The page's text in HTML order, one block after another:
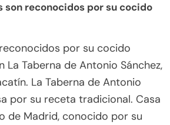
son reconocidos por su cocido
por su cocido
La Taberna de Antonio Sánchez,
La Taberna de Antonio
por su receta tradicional. Casa
de Madrid, conocido por su